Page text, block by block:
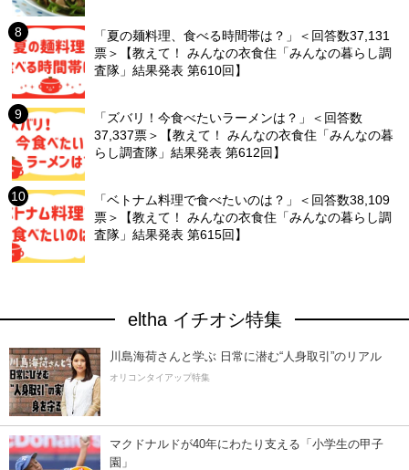
「夏の麺料理、食べる時間帯は？」＜回答数37,131
票＞【教えて！ みんなの衣食住「みんなの暮らし調
査隊」結果発表 第610回】
「ズバリ！今食べたいラーメンは？」＜回答数
37,337票＞【教えて！ みんなの衣食住「みんなの暮
らし調査隊」結果発表 第612回】
「ベトナム料理で食べたいのは？」＜回答数38,109
票＞【教えて！ みんなの衣食住「みんなの暮らし調
査隊」結果発表 第615回】
eltha イチオシ特集
川島海荷さんと学ぶ 日常に潜む“人身取引”のリアル
オリコンタイアップ特集
マクドナルドが40年にわたり支える「小学生の甲子
園」